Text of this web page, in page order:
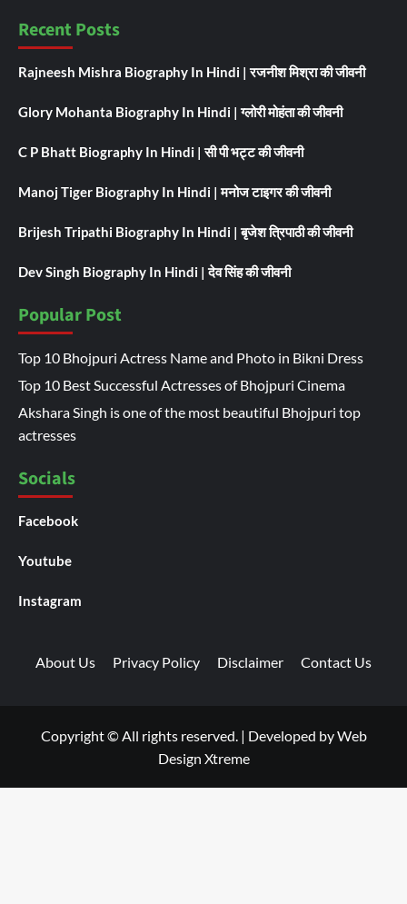
Recent Posts
Rajneesh Mishra Biography In Hindi | रजनीश मिश्रा की जीवनी
Glory Mohanta Biography In Hindi | ग्लोरी मोहंता की जीवनी
C P Bhatt Biography In Hindi | सी पी भट्ट की जीवनी
Manoj Tiger Biography In Hindi | मनोज टाइगर की जीवनी
Brijesh Tripathi Biography In Hindi | बृजेश त्रिपाठी की जीवनी
Dev Singh Biography In Hindi | देव सिंह की जीवनी
Popular Post
Top 10 Bhojpuri Actress Name and Photo in Bikni Dress
Top 10 Best Successful Actresses of Bhojpuri Cinema
Akshara Singh is one of the most beautiful Bhojpuri top
actresses
Socials
Facebook
Youtube
Instagram
About Us Privacy Policy Disclaimer Contact Us
Copyright © All rights reserved. | Developed byWeb
Design Xtreme